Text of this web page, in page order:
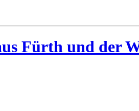
Fürth und der